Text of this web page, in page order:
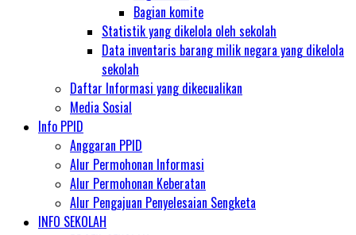
Bagian komite
Statistik yang dikelola oleh sekolah
Data inventaris barang milik negara yang dikelola
sekolah
Daftar Informasi yang dikecualikan
Media Sosial
Info PPID
Anggaran PPID
Alur Permohonan Informasi
Alur Permohonan Keberatan
Alur Pengajuan Penyelesaian Sengketa
INFO SEKOLAH